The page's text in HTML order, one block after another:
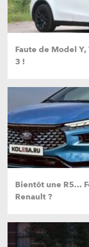
Faute de Model Y,
3 !
Bientôt une R5…
Renault ?